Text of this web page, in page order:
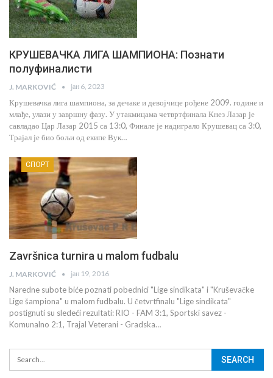
КРУШЕВАЧКА ЛИГА ШАМПИОНА: Познати
полуфиналисти
J. MARKOVIĆ јан 6, 2023
Крушевачка лига шампиона, за дечаке и девојчице рођене 2009. године и
млађе, улази у завршну фазу. У утакмицама четвртфинала Кнез Лазар је
савладао Цар Лазар 2015 са 13:0, Финале је надиграло Крушевац са 3:0,
Трајал је био бољи од екипе Вук…
СПОРТ
Završnica turnira u malom fudbalu
J. MARKOVIĆ јан 19, 2016
Naredne subote biće poznati pobednici "Lige sindikata" i "Kruševačke
Lige šampiona" u malom fudbalu. U četvrtfinalu "Lige sindikata"
postignuti su sledeći rezultati: RIO - FAM 3:1, Sportski savez -
Komunalno 2:1, Trajal Veterani - Gradska…